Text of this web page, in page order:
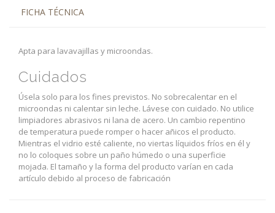
FICHA TÉCNICA
Apta para lavavajillas y microondas.
Cuidados
Úsela solo para los fines previstos. No sobrecalentar en el
microondas ni calentar sin leche. Lávese con cuidado. No utilice
limpiadores abrasivos ni lana de acero. Un cambio repentino
de temperatura puede romper o hacer añicos el producto.
Mientras el vidrio esté caliente, no viertas líquidos fríos en él y
no lo coloques sobre un paño húmedo o una superficie
mojada. El tamaño y la forma del producto varían en cada
artículo debido al proceso de fabricación